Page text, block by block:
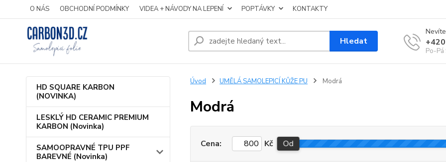
O NÁS OBCHODNÍ PODMÍNKY VIDEA + NÁVODY NA LEPENÍ POPTÁVKY KONTAKTY
Hledat
Po-
HD SQUARE KARBON
(NOVINKA)
LESKLÝ HD CERAMIC PREMIUM
KARBON (Novinka)
SAMOOPRAVNÉ TPU PPF
BAREVNÉ (Novinka)
Úvod UMĚLÁ SAMOLEPICÍ KŮŽE PU Modrá
Modrá
Cena: Kč Od